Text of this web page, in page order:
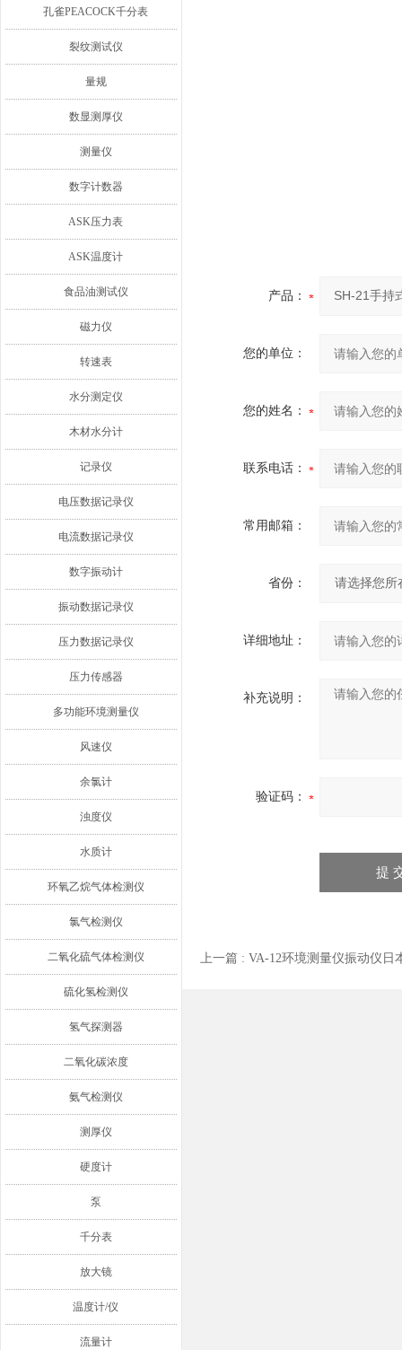
孔雀PEACOCK千分表
裂纹测试仪
量规
数显测厚仪
测量仪
数字计数器
ASK压力表
ASK温度计
食品油测试仪
磁力仪
转速表
水分测定仪
木材水分计
记录仪
电压数据记录仪
电流数据记录仪
数字振动计
振动数据记录仪
压力数据记录仪
压力传感器
多功能环境测量仪
风速仪
余氯计
浊度仪
水质计
环氧乙烷气体检测仪
氯气检测仪
二氧化硫气体检测仪
硫化氢检测仪
氢气探测器
二氧化碳浓度
氨气检测仪
测厚仪
硬度计
泵
千分表
放大镜
温度计/仪
流量计
产品：
您的单位：
您的姓名：
联系电话：
常用邮箱：
省份：
详细地址：
补充说明：
验证码：
上一篇 : VA-12环境测量仪振动仪日